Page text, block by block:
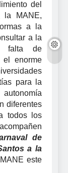
del
la MANE,
a la
a la
falta de
el enorme
para la
diferentes
todos los
de
a la
este